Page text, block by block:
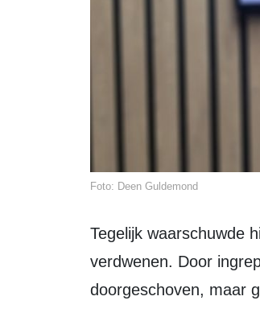
Foto: Deen Guldemond
Tegelijk waarschuwde hij voor de toekomst. De zogenoemde ravijnjaren zijn niet
verdwenen. Door
doorgeschoven, maar